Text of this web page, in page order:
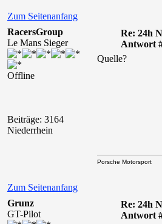
Zum Seitenanfang
RacersGroup
Le Mans Sieger
Offline
Beiträge: 3164
Niederrhein
Re: 24h
Antwort
Quelle?
Zum Seitenanfang
Porsche Motorsport
Grunz
GT-Pilot
Re: 24h
Antwort